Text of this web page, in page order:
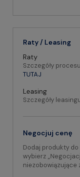
Raty / Leasing
Raty
Szczegóły
TUTAJ
Leasing
Szczegóły
Negocjuj cenę
Dodaj produkty do
wybierz
niezobowiązujące